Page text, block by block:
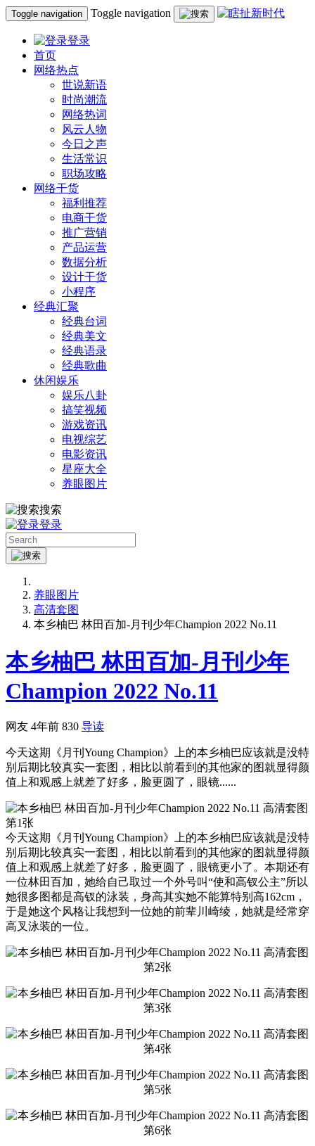
Toggle navigation Toggle navigation
登录
首页
网络热点
世说新语
时尚潮流
网络热词
风云人物
今日之声
生活常识
职场攻略
网络干货
福利推荐
电商干货
推广营销
产品运营
数据分析
设计干货
小程序
经典汇聚
经典台词
经典美文
经典语录
经典歌曲
休闲娱乐
娱乐八卦
搞笑视频
游戏资讯
电视综艺
电影资讯
星座大全
养眼图片
搜索
登录
养眼图片
高清套图
本乡柚巴 林田百加-月刊少年Champion 2022 No.11
本乡柚巴 林田百加-月刊少年
Champion 2022 No.11
网友 4年前 830 导读
今天这期《月刊Young Champion》上的本乡柚巴应该就是没特
别后期比较真实一套图，相比以前看到的其他家的图就显得颜
值上和观感上就差了好多，脸更圆了，眼镜......
今天这期《月刊Young Champion》上的本乡柚巴应该就是没特
别后期比较真实一套图，相比以前看到的其他家的图就显得颜
值上和观感上就差了好多，脸更圆了，眼镜更小了。本期还有
一位林田百加，她给自己取过一个外号叫“使和高钗公主”所以
她很多图都是高钗的泳装，身高其实她不能算特别高162cm，
于是她这个风格让我想到一位她的前辈川崎绫，她就是经常穿
高叉泳装的一位。